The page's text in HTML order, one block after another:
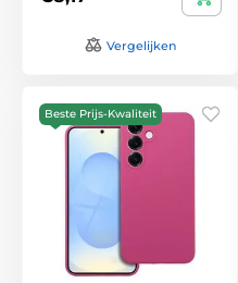
Vergelijken
Beste Prijs-Kwaliteit